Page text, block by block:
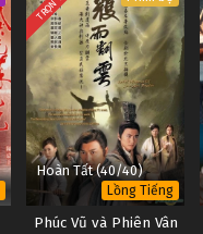
Hoàn Tất (40/40)
Lồng Tiếng
Phúc Vũ và Phiên Vân